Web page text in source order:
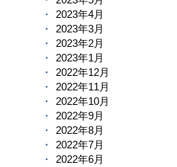
2023年4月
2023年3月
2023年2月
2023年1月
2022年12月
2022年11月
2022年10月
2022年9月
2022年8月
2022年7月
2022年6月